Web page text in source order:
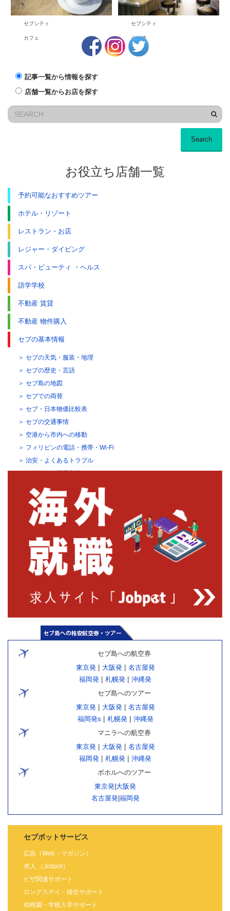
セブシティ
カフェ
セブシティ
その他
記事一覧から情報を探す
店舗一覧からお店を探す
Search
お役立ち店舗一覧
予約可能なおすすめツアー
ホテル・リゾート
レストラン・お店
レジャー・ダイビング
スパ・ビューティ ・ヘルス
語学学校
不動産 賃貸
不動産 物件購入
セブの基本情報
セブの天気・服装・地理
セブの歴史・言語
セブ島の地図
セブでの両替
セブ・日本物価比較表
セブの交通事情
空港から市内への移動
フィリピンの電話・携帯・Wi-Fi
治安・よくあるトラブル
セブ島への航空券
東京発| 大阪発| 名古屋発
福岡発
札幌発
沖縄発
セブ島へのツアー
東京発| 大阪発| 名古屋発
福岡発s
札幌発| 沖縄発
マニラへの航空券
東京発| 大阪発| 名古屋発
福岡発
札幌発
沖縄発
ボホルへのツアー
東京発 大阪発
名古屋発| 福岡発
セブポットサービス
広告（Web・マガジン）
求人 （Jobpot）
ビザ関連サポート
ロングステイ・移住サポート
幼稚園・学校入学サポート